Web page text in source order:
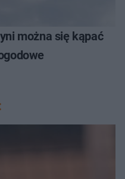
można się kąpać